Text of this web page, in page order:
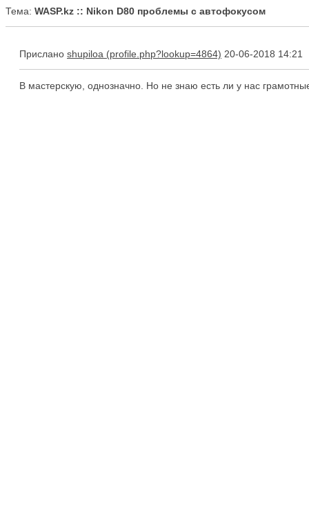
Тема: WASP.kz :: Nikon D80 проблемы с автофокусом
Прислано shupiloa 20-06-2018 14:21
В мастерскую, однозначно. Но не знаю есть ли у нас